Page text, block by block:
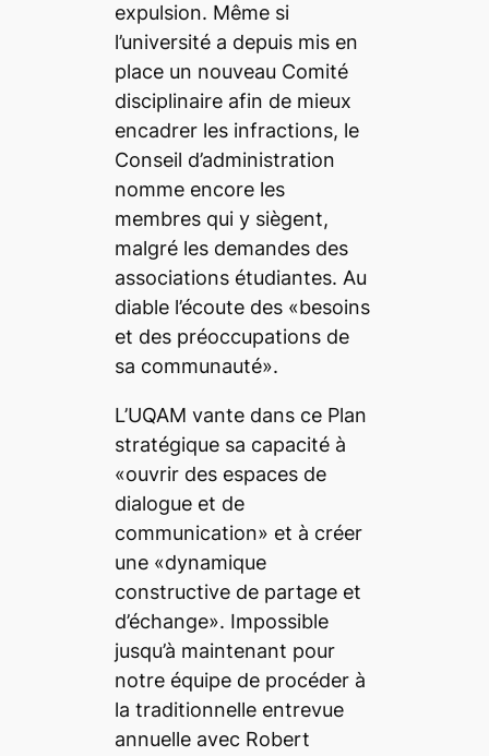
expulsion. Même si
l’université a depuis mis en
place un nouveau Comité
disciplinaire afin de mieux
encadrer les infractions, le
Conseil d’administration
nomme encore les
membres qui y siègent,
malgré les demandes des
associations étudiantes. Au
diable l’écoute des «besoins
et des préoccupations de
sa communauté».
L’UQAM vante dans ce Plan
stratégique sa capacité à
«ouvrir des espaces de
dialogue et de
communication» et à créer
une «dynamique
constructive de partage et
d’échange». Impossible
jusqu’à maintenant pour
notre équipe de procéder à
la traditionnelle entrevue
annuelle avec Robert